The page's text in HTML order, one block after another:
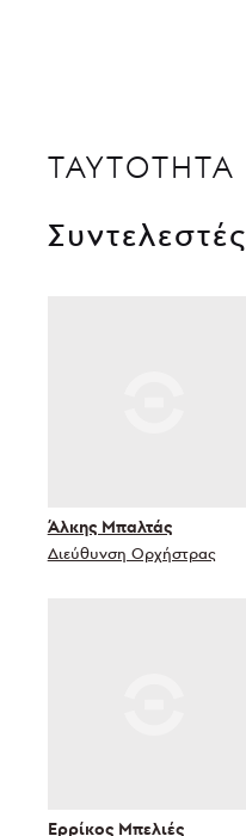
ΤΑΥΤΟΤΗΤΑ
Συντελεστές
Άλκης Μπαλτάς
Διεύθυνση Ορχήστρας
Ερρίκος Μπελιές